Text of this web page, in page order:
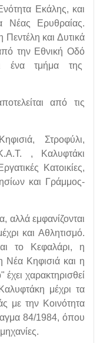
Εκάλης, και
Νέας Ερυθραίας.
και Δυτικά
την Εθνική Οδό
ένα τμήμα της
από τις
Στροφύλι,
, Καλυφτάκι
Κατοικίες,
και Γράμμος-
αλλά εμφανίζονται
και Αθλητισμό.
το Κεφαλάρι, η
Νέα Κηφισιά και η
χαρακτηρισθεί
μέχρι τα
με την Κοινότητα
84/1984, όπου